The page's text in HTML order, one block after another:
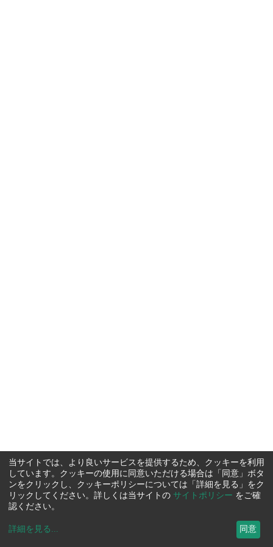
当サイトでは、より良いサービスを提供するため、クッキーを利用
しています。クッキーの使用に同意いただける場合は「同意」ボタ
ンをクリックし、クッキーポリシーについては「詳細を見る」をク
リックしてください。詳しくは当サイトの サイトポリシー をご確
認ください。
詳細を見る ... 同意